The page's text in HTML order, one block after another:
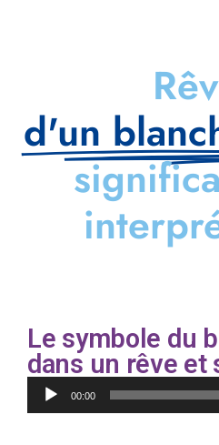
d'un
Le symbole du
dans un rêve et
Lecteur
audio00:00